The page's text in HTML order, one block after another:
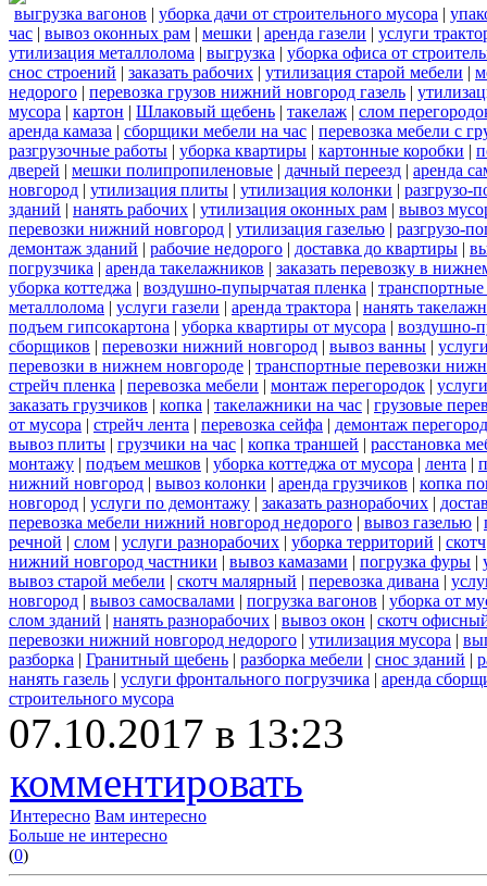
выгрузка вагонов | уборка дачи от строительного мусора |
час | вывоз оконных рам | мешки | аренда газели | услуги
утилизация металлолома | выгрузка | уборка офиса от
снос строений | заказать рабочих | утилизация старой мебели |
недорого | перевозка грузов нижний новгород газель |
мусора | картон | Шлаковый щебень | такелаж | слом
аренда камаза | сборщики мебели на час | перевозка мебели с
разгрузочные работы | уборка квартиры | картонные коробки |
дверей | мешки полипропиленовые | дачный переезд | аренда
новгород | утилизация плиты | утилизация колонки | разгрузо-
зданий | нанять рабочих | утилизация оконных рам | вывоз
перевозки нижний новгород | утилизация газелью | разгрузо-
демонтаж зданий | рабочие недорого | доставка до квартиры |
погрузчика | аренда такелажников | заказать перевозку в
уборка коттеджа | воздушно-пупырчатая пленка | транспортные
металлолома | услуги газели | аренда трактора | нанять
подъем гипсокартона | уборка квартиры от мусора | воздушно-
сборщиков | перевозки нижний новгород | вывоз ванны |
перевозки в нижнем новгороде | транспортные перевозки
стрейч пленка | перевозка мебели | монтаж перегородок |
заказать грузчиков | копка | такелажники на час | грузовые
от мусора | стрейч лента | перевозка сейфа | демонтаж
вывоз плиты | грузчики на час | копка траншей | расстановка
монтажу | подъем мешков | уборка коттеджа от мусора | лента |
нижний новгород | вывоз колонки | аренда грузчиков | копка
новгород | услуги по демонтажу | заказать разнорабочих |
перевозка мебели нижний новгород недорого | вывоз газелью |
речной | слом | услуги разнорабочих | уборка территорий | скотч
нижний новгород частники | вывоз камазами | погрузка фуры |
вывоз старой мебели | скотч малярный | перевозка дивана |
новгород | вывоз самосвалами | погрузка вагонов | уборка от
слом зданий | нанять разнорабочих | вывоз окон | скотч
перевозки нижний новгород недорого | утилизация мусора |
разборка | Гранитный щебень | разборка мебели | снос зданий |
нанять газель | услуги фронтального погрузчика | аренда
строительного мусора
07.10.2017 в 13:23
комментировать
Интересно Вам интересно
Больше не интересно
(0)